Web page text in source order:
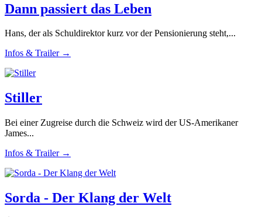
Dann passiert das Leben
Hans, der als Schuldirektor kurz vor der Pensionierung steht,...
Infos & Trailer →
Stiller
Bei einer Zugreise durch die Schweiz wird der US-Amerikaner
James...
Infos & Trailer →
Sorda - Der Klang der Welt